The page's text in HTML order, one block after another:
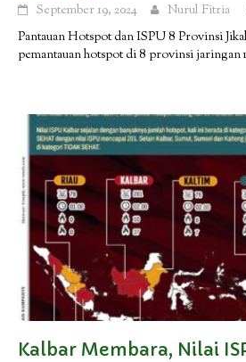
September 19, 2024 Nurul Fitria
Pantauan Hotspot dan ISPU 8 Provinsi
pemantauan hotspot di 8 provinsi jaringan
Kalbar Membara, Nilai